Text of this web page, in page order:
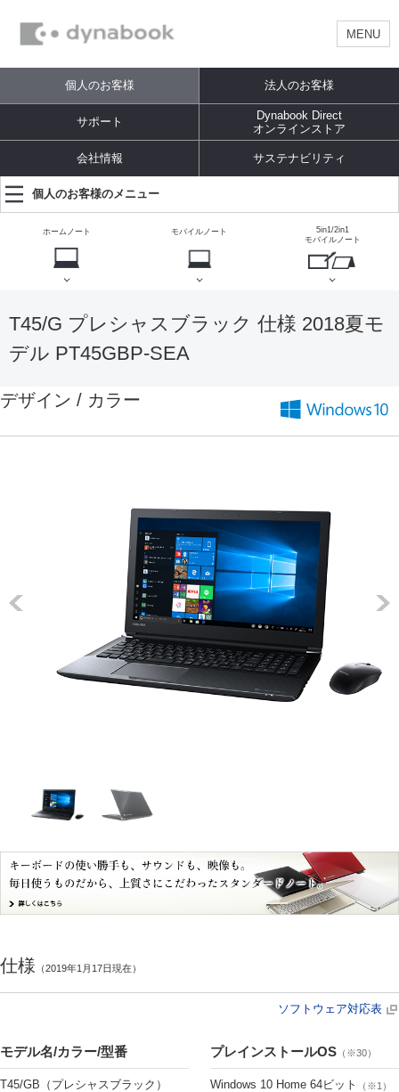
MENU
個人のお客様 法人のお客様
サポート
Dynabook Direct
オンラインストア
会社情報 サステナビリティ
個人のお客様のメニュー
ホームノート モバイルノート
5in1/2in1
モバイルノート
T45/G プレシャスブラック 仕様 2018夏モ
デル PT45GBP-SEA
デザイン / カラー
仕様 （2019年1月17日現在）
ソフトウェア対応表
モデル名/カラー/型番
T45/GB（プレシャスブラック）
プレインストールOS （※30）
Windows 10 Home 64ビット
（※1）